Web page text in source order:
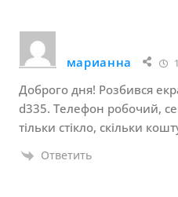
марианна
Доброго дня! Розбився
d335. Телефон робочий,
тільки стікло, скільки
Ответить